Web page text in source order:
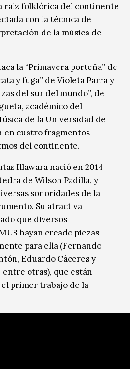
raíz folklórica del continente
con la técnica de
de la música de
la “Primavera porteña” de
y fuga” de Violeta Parra y
del sur del mundo”, de
académico del
de la Universidad de
en cuatro fragmentos
del continente.
Illawara nació en 2014
de Wilson Padilla, y
sonoridades de la
Su atractiva
que diversos
hayan creado piezas
para ella (Fernando
Eduardo Cáceres y
otras), que están
primer trabajo de la